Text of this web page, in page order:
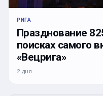
РИГА
Празднование
поисках самого
«Вецрига»
2 дня